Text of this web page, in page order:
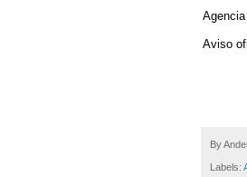
Aviso
By
Labels: